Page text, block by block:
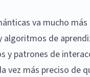
va mucho
de
patrones de
más preciso de